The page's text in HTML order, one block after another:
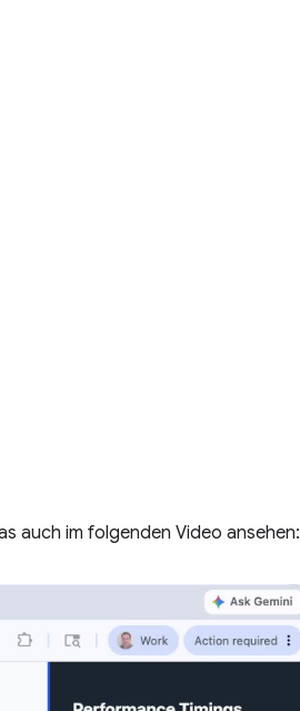
auch im folgenden Video ansehen: